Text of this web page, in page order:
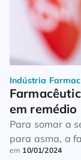
Indústria
em
Para somar a
para asma, a
desembolsará
em 10/01/2024